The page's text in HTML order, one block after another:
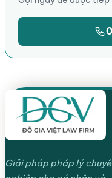
Giải pháp pháp lý